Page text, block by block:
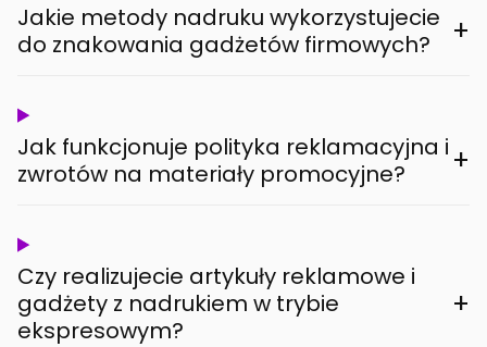
Jakie metody nadruku wykorzystujecie
do znakowania gadżetów firmowych?
+
Jak funkcjonuje polityka reklamacyjna i
zwrotów na materiały promocyjne?
+
Czy realizujecie artykuły reklamowe i
gadżety z nadrukiem w trybie
ekspresowym?
+